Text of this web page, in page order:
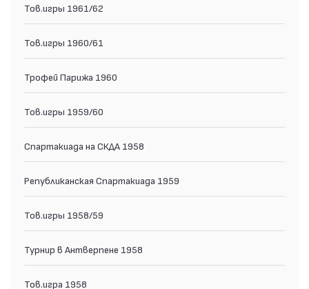
Тов.игры 1961/62
Тов.игры 1960/61
Трофей Парижа 1960
Тов.игры 1959/60
Спартакиада на СКДА 1958
Републиканская Спартакиада 1959
Тов.игры 1958/59
Турнир в Антверпене 1958
Тов.игра 1958